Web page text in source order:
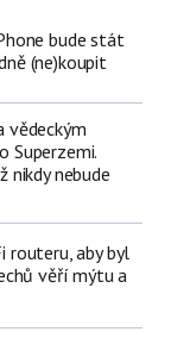
bude stát
(ne)koupit
vědeckým
Superzemi.
nikdy nebude
routeru, aby byl
věří mýtu a